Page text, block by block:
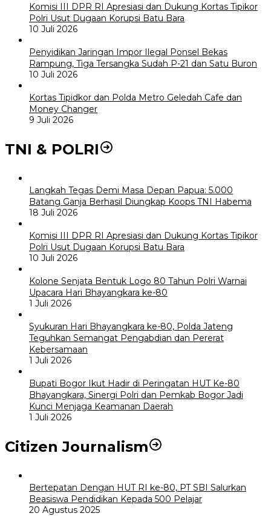
Komisi III DPR RI Apresiasi dan Dukung Kortas Tipikor
Polri Usut Dugaan Korupsi Batu Bara
10 Juli 2026
Penyidikan Jaringan Impor Ilegal Ponsel Bekas
Rampung, Tiga Tersangka Sudah P-21 dan Satu Buron
10 Juli 2026
Kortas Tipidkor dan Polda Metro Geledah Cafe dan
Money Changer
9 Juli 2026
TNI & POLRI
Langkah Tegas Demi Masa Depan Papua: 5.000
Batang Ganja Berhasil Diungkap Koops TNI Habema
18 Juli 2026
Komisi III DPR RI Apresiasi dan Dukung Kortas Tipikor
Polri Usut Dugaan Korupsi Batu Bara
10 Juli 2026
Kolone Senjata Bentuk Logo 80 Tahun Polri Warnai
Upacara Hari Bhayangkara ke-80
1 Juli 2026
Syukuran Hari Bhayangkara ke-80, Polda Jateng
Teguhkan Semangat Pengabdian dan Pererat
Kebersamaan
1 Juli 2026
Bupati Bogor Ikut Hadir di Peringatan HUT Ke-80
Bhayangkara, Sinergi Polri dan Pemkab Bogor Jadi
Kunci Menjaga Keamanan Daerah
1 Juli 2026
Citizen Journalism
Bertepatan Dengan HUT RI ke-80, PT SBI Salurkan
Beasiswa Pendidikan Kepada 500 Pelajar
20 Agustus 2025